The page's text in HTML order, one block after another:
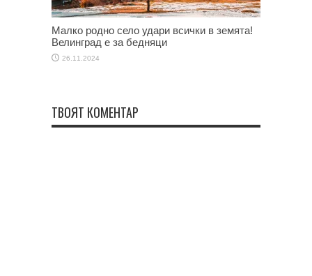
Малко родно село удари всички в земята!
Велинград е за бедняци
26.11.2024
ТВОЯТ КОМЕНТАР